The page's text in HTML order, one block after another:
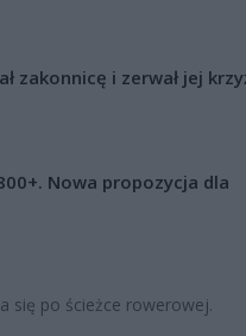
zakonnicę i zerwał jej
Nowa propozycja dla
się po ścieżce rowerowej.